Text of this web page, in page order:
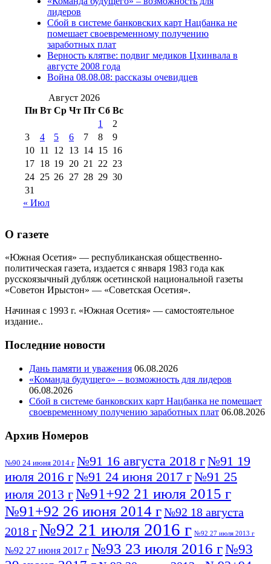
(15)№98 1 августа 2015 г
августа 2016 г(10)№98 5 июля 2014 г(10)
№98 8 августа 2013 г
августа 2012 г(14)
2017 г(9)
№99 4 августа
2016 г(12) №99 8 июля 2014 г
августа 2012 г(11)
августа 2013 г
(12)
лидеров
Сбой в системе банковских карт Нацбанка не
помешает своевременному получению
заработных плат
Верность клятве: подвиг медиков Цхинвала в
августе 2008 года
Война 08.08.08: рассказы очевидцев
Август 2026
Пн Вт Ср Чт Пт Сб Вс
1
2
3
4 5 6 7 8
9
10 11 12 13 14 15 16
17 18 19 20 21 22 23
24 25 26 27 28 29 30
31
« Июл
О газете
«Южная Осетия» — республиканская общественно-
политическая газета, издается с января 1983 года как
русскоязычный дубляж осетинской национальной газеты
«Советон Ирыстон» — «Советская Осетия».
Начиная с 1993 г. «Южная Осетия» — самостоятельное
издание..
Последние новости
Дань памяти и уважения 06.08.2026
«Команда будущего» – возможность для лидеров
06.08.2026
Сбой в системе банковских карт Нацбанка не помешает
своевременному получению заработных плат 06.08.2026
Архив Номеров
№90 24 июня 2014 г №91 16 августа 2018 г№91 19
июля 2016 г№91 24 июня 2017 г№91 25
июля 2013 г№91+92 21 июля 2015 г
№91+92 26 июня 2014 г№92 18 августа
2018 г№92 21 июля 2016 г №92 27 июля 2013 г
№92 27 июня 2017 г №93 23 июля 2016 г№93